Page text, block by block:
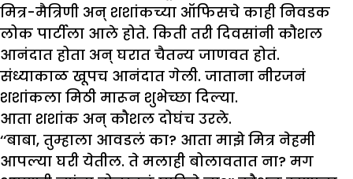
मित्र-मैत्रिणी अन् शशांकच्या ऑफिसचे काही निवडक
लोक पार्टीला आले होते. किती तरी दिवसांनी कौशल
आनंदात होता अन् घरात चैतन्य जाणवत होतं.
संध्याकाळ खूपच आनंदात गेली. जाताना नीरजनं
शशांकला मिठी मारून शुभेच्छा दिल्या.
आता शशांक अन् कौशल दोघंच उरले.
‘‘बाबा, तुम्हाला आवडलं का? आता माझे मित्र नेहमी
आपल्या घरी येतील. ते मलाही बोलावतात ना? मग